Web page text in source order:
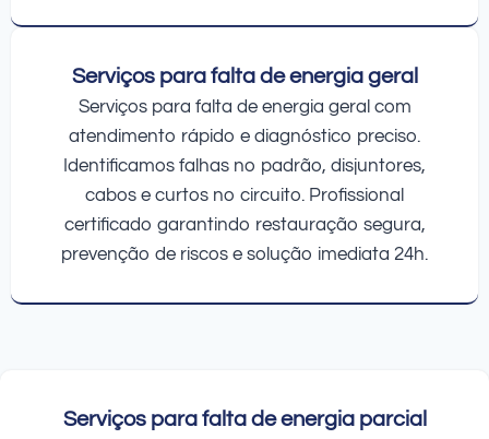
Serviços para falta de energia geral
Serviços para falta de energia geral com
atendimento rápido e diagnóstico preciso.
Identificamos falhas no padrão, disjuntores,
cabos e curtos no circuito. Profissional
certificado garantindo restauração segura,
prevenção de riscos e solução imediata 24h.
Serviços para falta de energia parcial